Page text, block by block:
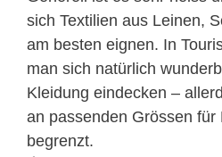
sich Textilien aus Leinen,
am besten eignen. In
man sich natürlich
Kleidung eindecken –
an passenden Grössen für
begrenzt.